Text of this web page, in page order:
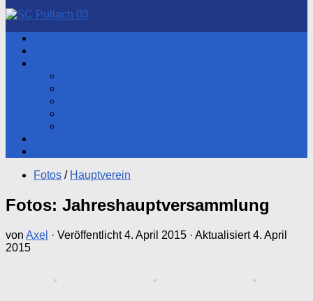
Fotos / Hauptverein
Fotos: Jahreshauptversammlung
von Axel · Veröffentlicht4. April 2015 · Aktualisiert4. April
2015